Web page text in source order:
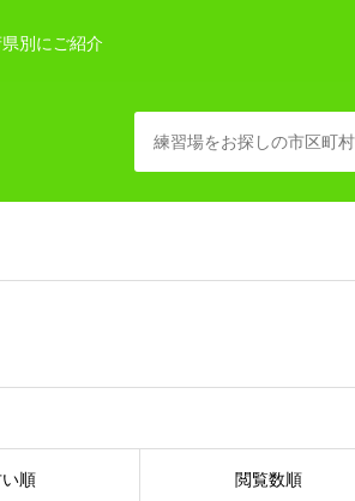
別にご紹介
順 閲覧数順